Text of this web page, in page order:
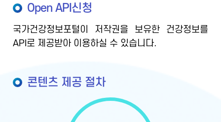
Open API신청
국가건강정보포털이 저작권을 보유한 건강정보를
API로 제공받아 이용하실 수 있습니다.
콘텐츠 제공 절차